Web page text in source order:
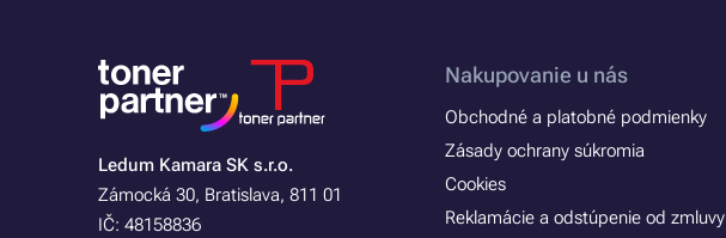
Ledum Kamara SK s.r.o.
Zámocká 30, Bratislava, 811 01
IČ: 48158836
Nakupovanie u nás
Obchodné a platobné podmienky
Zásady ochrany súkromia
Cookies
Reklamácie a odstúpenie od zmluvy